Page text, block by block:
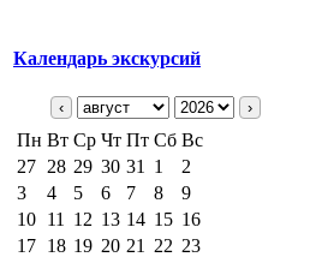
Календарь экскурсий
‹ ›
Пн Вт Ср Чт Пт Сб Вс
27 28 29 30 31 1
2
3
4 5 6 7 8
9
10 11 12 13 14 15 16
17 18 19 20 21 22 23